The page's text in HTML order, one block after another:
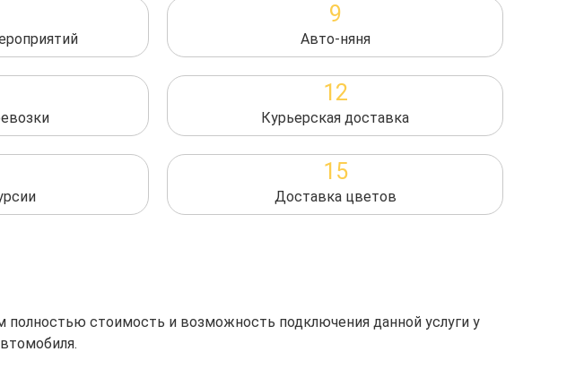
9
Авто-няня
12
Курьерская доставка
15
Доставка цветов
стоимость и возможность подключения данной услуги у